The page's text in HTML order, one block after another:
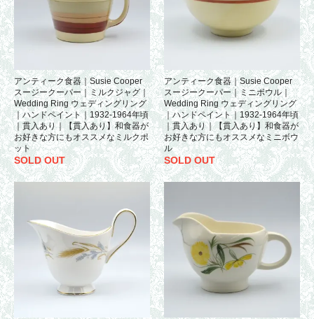
アンティーク食器｜Susie Cooper
スージークーパー｜ミルクジャグ｜
Wedding Ring ウェディングリング
｜ハンドペイント｜1932-1964年頃
｜貫入あり｜【貫入あり】和食器が
お好きな方にもオススメなミルクポ
ット
SOLD OUT
アンティーク食器｜Susie Cooper
スージークーパー｜ミニボウル｜
Wedding Ring ウェディングリング
｜ハンドペイント｜1932-1964年頃
｜貫入あり｜【貫入あり】和食器が
お好きな方にもオススメなミニボウ
ル
SOLD OUT